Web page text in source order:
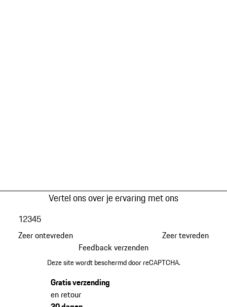
Vertel ons over je ervaring met ons
Zeer ontevreden
12345
Zeer tevreden
Feedback verzenden
Deze site wordt beschermd door reCAPTCHA.
Gratis verzending
en retour